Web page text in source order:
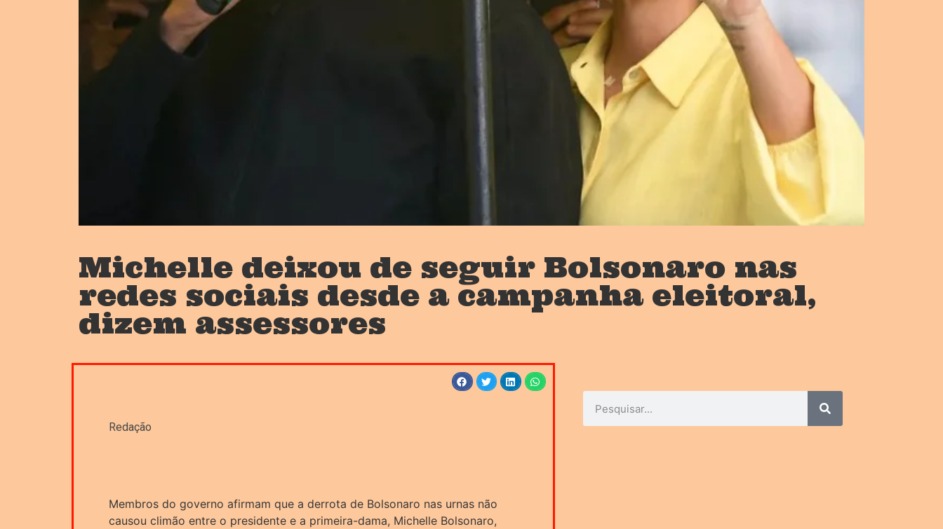
Michelle deixou de seguir Bolsonaro nas
redes sociais desde a campanha eleitoral,
dizem assessores
Redação
Membros do governo afirmam que a derrota de Bolsonaro nas urnas não
causou climão entre o presidente e a primeira-dama, Michelle Bolsonaro,